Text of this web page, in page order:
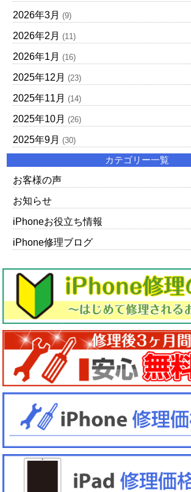
2026年3月 (9)
2026年2月 (11)
2026年1月 (16)
2025年12月 (23)
2025年11月 (14)
2025年10月 (26)
2025年9月 (30)
カテゴリー一覧
お客様の声
お知らせ
iPhoneお役立ち情報
iPhone修理ブログ